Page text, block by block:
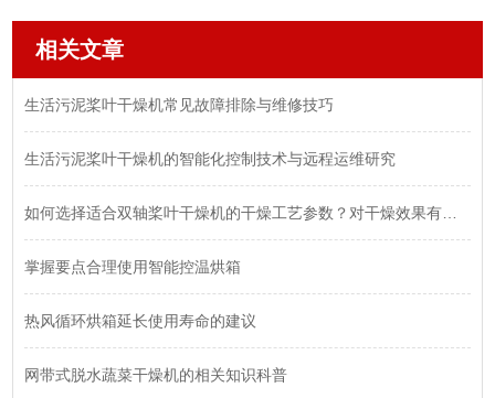
相关文章
生活污泥桨叶干燥机常见故障排除与维修技巧
生活污泥桨叶干燥机的智能化控制技术与远程运维研究
如何选择适合双轴桨叶干燥机的干燥工艺参数？对干燥效果有何影响？
掌握要点合理使用智能控温烘箱
热风循环烘箱延长使用寿命的建议
网带式脱水蔬菜干燥机的相关知识科普